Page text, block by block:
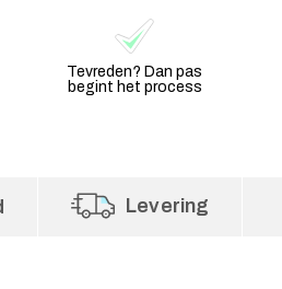
Tevreden? Dan pas
begint het process
Levering